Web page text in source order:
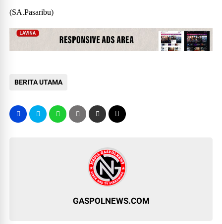
(SA.Pasaribu)
BERITA UTAMA
GASPOLNEWS.COM